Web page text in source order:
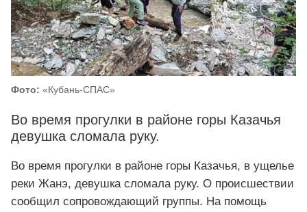
Фото: «Кубань-СПАС»
Во время прогулки в районе горы Казачья
девушка сломала руку.
Во время прогулки в районе горы Казачья, в ущелье
реки Жанэ, девушка сломала руку. О происшествии
сообщил сопровождающий группы. На помощь